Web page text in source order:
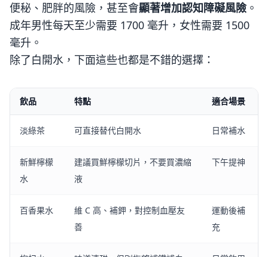
便秘、肥胖的風險，甚至會顯著增加認知障礙風險 。
成年男性每天至少需要 1700 毫升，女性需要 1500
毫升。
除了白開水，下面這些也都是不錯的選擇：
飲品 特點 適合場景
淡綠茶 可直接替代白開水 日常補水
新鮮檸檬
水
建議買鮮檸檬切片，不要買濃縮
液
下午提神
百香果水
維 C 高、補鉀，對控制血壓友
善
運動後補
充